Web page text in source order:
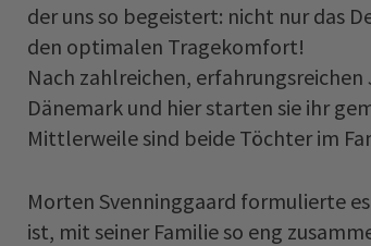
der uns so begeistert: nicht nur das
den optimalen Tragekomfort!
Nach zahlreichen, erfahrungsreichen
Dänemark und hier starten sie ihr
Mittlerweile sind beide Töchter im
Morten Svenninggaard formulierte
ist, mit seiner Familie so eng